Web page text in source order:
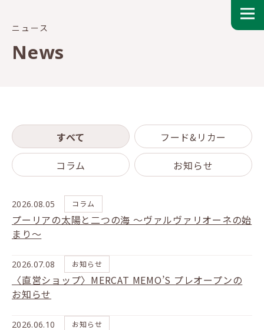
ニュース
News
すべて
フード&リカー
コラム
お知らせ
2026.08.05 コラム
プーリアの太陽と二つの海 ～ヴァルヴァリオーネの始
まり～
2026.07.08 お知らせ
〈直営ショップ〉MERCAT MEMO’S プレオープンの
お知らせ
2026.06.10 お知らせ